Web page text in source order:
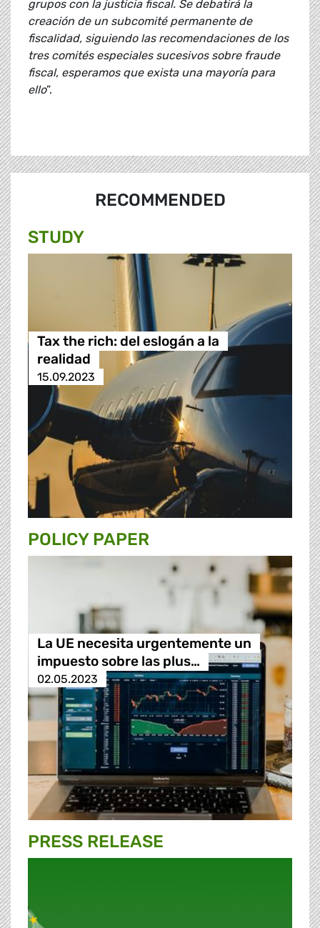
grupos con la justicia fiscal. Se debatirá la
creación de un subcomité permanente de
fiscalidad, siguiendo las recomendaciones de los
tres comités especiales sucesivos sobre fraude
fiscal, esperamos que exista una mayoría para
ello”.
RECOMMENDED
STUDY
Tax the rich: del eslogán a la
realidad
15.09.2023
POLICY PAPER
La UE necesita urgentemente un
impuesto sobre las plus…
02.05.2023
PRESS RELEASE